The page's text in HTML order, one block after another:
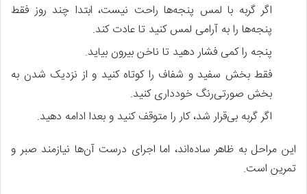
اگر گربه با لمس پنجه‌ها راحت نیست، ابتدا چند روز فقط
پنجه‌ها را به آرامی لمس کنید تا عادت کند.
پنجه را کمی فشار دهید تا ناخن بیرون بیاید.
فقط بخش سفید و شفاف را کوتاه کنید و از نزدیک شدن به
بخش صورتی‌رنگ خودداری کنید.
اگر گربه بی‌قرار شد، کار را متوقف کنید و بعدا ادامه دهید.
این مراحل به ظاهر ساده‌اند، اما اجرای درست آن‌ها نیازمند صبر و
تمرین است.